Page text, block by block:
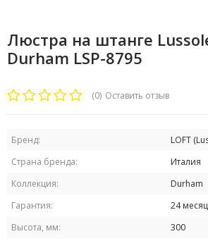
Люстра на штанге
Durham LSP-8795
(0) Оставить отзыв
Бренд:
LOFT
Страна бренда:
Италия
Коллекция:
Durham
Гарантия:
24
Высота, мм:
300